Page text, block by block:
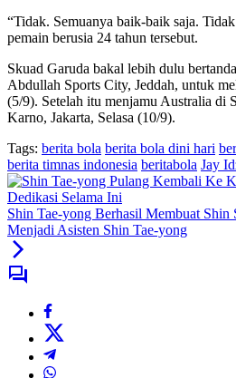
“Tidak. Semuanya baik-baik saja.
pemain berusia 24 tahun tersebut.
Skuad Garuda bakal lebih dulu
Abdullah Sports City, Jeddah, untuk
(5/9). Setelah itu menjamu Australia di
Karno, Jakarta, Selasa (10/9).
Tags: berita bola berita bola dini hari
berita timnas indonesia beritabola Jay
Shin Tae-yong Berhasil Membuat
Menjadi Asisten Shin Tae-yong